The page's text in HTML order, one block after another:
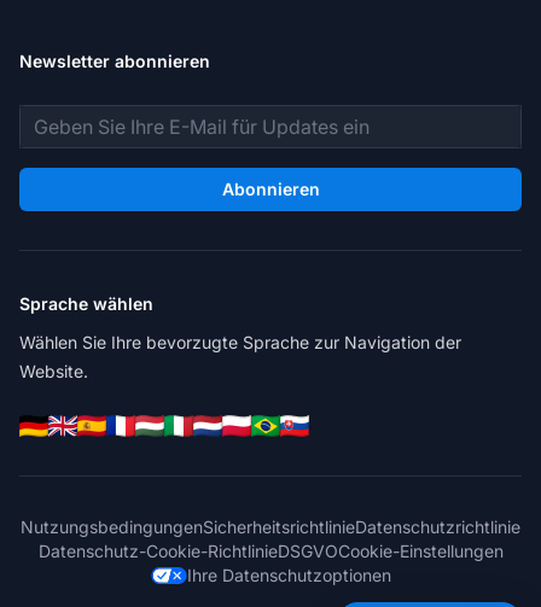
Newsletter abonnieren
E-Mail-Adresse
Abonnieren
Sprache wählen
Wählen Sie Ihre bevorzugte Sprache zur Navigation der
Website.
NutzungsbedingungenSicherheitsrichtlinieDatenschutzrichtlinie
Datenschutz-Cookie-RichtlinieDSGVOCookie-Einstellungen
Ihre Datenschutzoptionen